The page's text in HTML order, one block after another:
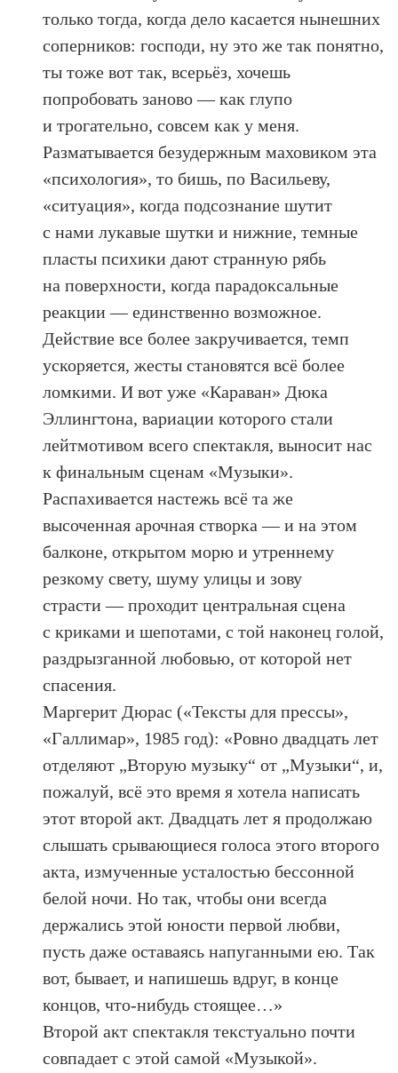
только тогда, когда дело касается нынешних
соперников: господи, ну это же так понятно,
ты тоже вот так, всерьёз, хочешь
попробовать заново — как глупо
и трогательно, совсем как у меня.
Разматывается безудержным маховиком эта
«психология», то бишь, по Васильеву,
«ситуация», когда подсознание шутит
с нами лукавые шутки и нижние, темные
пласты психики дают странную рябь
на поверхности, когда парадоксальные
реакции — единственно возможное.
Действие все более закручивается, темп
ускоряется, жесты становятся всё более
ломкими. И вот уже «Караван» Дюка
Эллингтона, вариации которого стали
лейтмотивом всего спектакля, выносит нас
к финальным сценам «Музыки».
Распахивается настежь всё та же
высоченная арочная створка — и на этом
балконе, открытом морю и утреннему
резкому свету, шуму улицы и зову
страсти — проходит центральная сцена
с криками и шепотами, с той наконец голой,
раздрызганной любовью, от которой нет
спасения.
Маргерит Дюрас («Тексты для прессы»,
«Галлимар», 1985 год): «Ровно двадцать лет
отделяют „Вторую музыку“ от „Музыки“, и,
пожалуй, всё это время я хотела написать
этот второй акт. Двадцать лет я продолжаю
слышать срывающиеся голоса этого второго
акта, измученные усталостью бессонной
белой ночи. Но так, чтобы они всегда
держались этой юности первой любви,
пусть даже оставаясь напуганными ею. Так
вот, бывает, и напишешь вдруг, в конце
концов, что-нибудь стоящее…»
Второй акт спектакля текстуально почти
совпадает с этой самой «Музыкой».